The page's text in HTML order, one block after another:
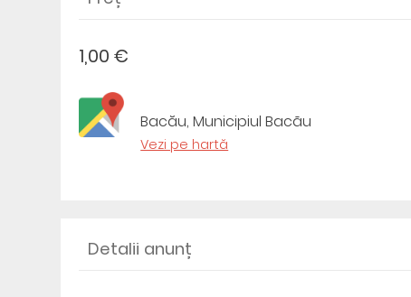
1,00 €
Bacău, Municipiul Bacãu
Vezi pe hartă
Detalii anunț